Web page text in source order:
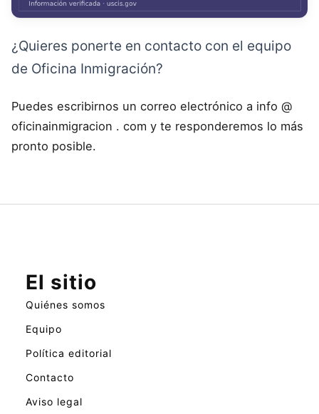
¿Quieres ponerte en contacto con el equipo
de Oficina Inmigración?
Puedes escribirnos un correo electrónico a info @
oficinainmigracion . com y te responderemos lo más
pronto posible.
El sitio
Quiénes somos
Equipo
Política editorial
Contacto
Aviso legal